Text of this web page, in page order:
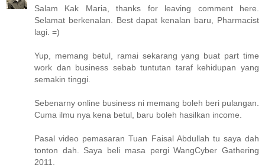
Salam Kak Maria, thanks for leaving comment here.
Selamat berkenalan. Best dapat kenalan baru, Pharmacist
lagi. =)
Yup, memang betul, ramai sekarang yang buat part time
work dan business sebab tuntutan taraf kehidupan yang
semakin tinggi.
Sebenarny online business ni memang boleh beri pulangan.
Cuma ilmu nya kena betul, baru boleh hasilkan income.
Pasal video pemasaran Tuan Faisal Abdullah tu saya dah
tonton dah. Saya beli masa pergi WangCyber Gathering
2011.